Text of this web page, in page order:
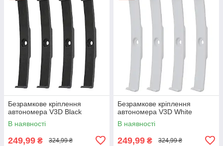
Безрамкове кріплення
автономера V3D Black
В наявності
249,99 ₴ 324,99 ₴
Безрамкове кріплення
автономера V3D White
В наявності
249,99 ₴ 324,99 ₴